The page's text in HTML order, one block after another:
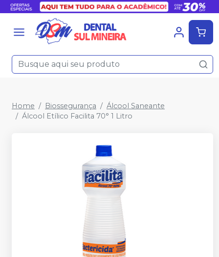
Home Biossegurança
Álcool Saneante
Álcool Etílico Facilita 70° 1 Litro